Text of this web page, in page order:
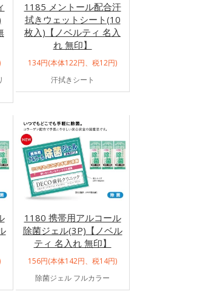
1185 メントール配合汗
拭きウェットシート(10
枚入)【ノベルティ 名入
れ 無印】
134円(本体122円、税12円)
汗拭きシート
1180 携帯用アルコール
除菌ジェル(3P)【ノベル
ティ 名入れ 無印】
156円(本体142円、税14円)
除菌ジェル フルカラー